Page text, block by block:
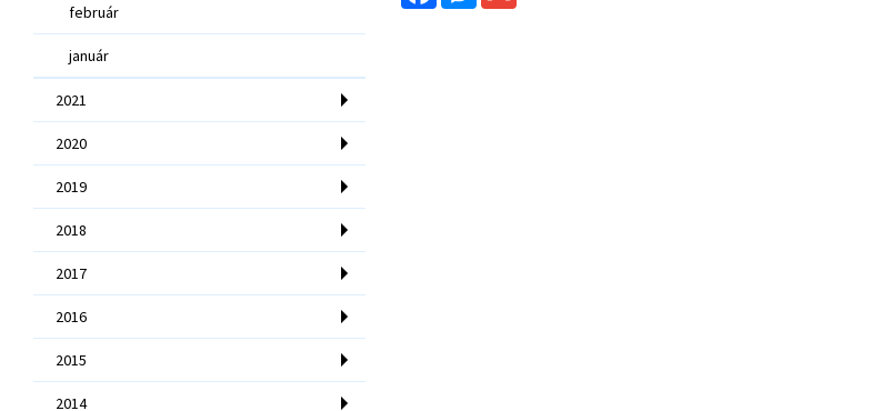
február
január
2021
2020
2019
2018
2017
2016
2015
2014